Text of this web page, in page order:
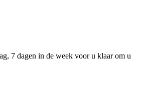
7 dagen in de week voor u klaar om u